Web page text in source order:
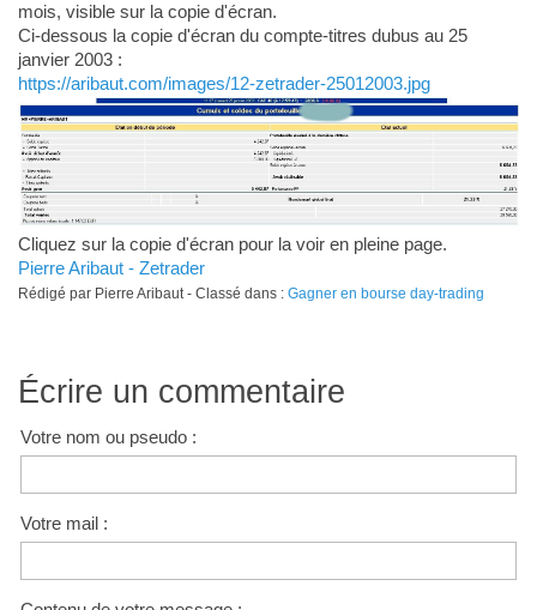
mois, visible sur la copie d'écran.
Ci-dessous la copie d'écran du compte-titres dubus au 25
janvier 2003 :
https://aribaut.com/images/12-zetrader-25012003.jpg
Cliquez sur la copie d'écran pour la voir en pleine page.
Pierre Aribaut - Zetrader
Rédigé par Pierre Aribaut - Classé dans : Gagner en bourse day-trading
Écrire un commentaire
Votre nom ou pseudo :
Votre mail :